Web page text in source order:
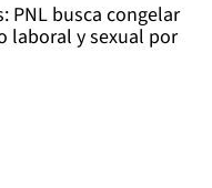
PNL busca congelar
laboral y sexual por